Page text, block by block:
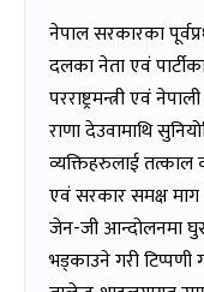
नेपाल सरकारका
दलका नेता एवं
परराष्ट्रमन्त्री एवं
राणा देउवामाथि
व्यक्तिहरुलाई तत्काल
एवं सरकार समक्ष माग
जेन-जी आन्दोलनमा
भड्काउने गरी टिप्पणी